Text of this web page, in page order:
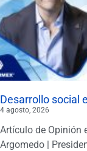
Desarrollo social
4 agosto, 2026
Artículo de Opinión
Argomedo |